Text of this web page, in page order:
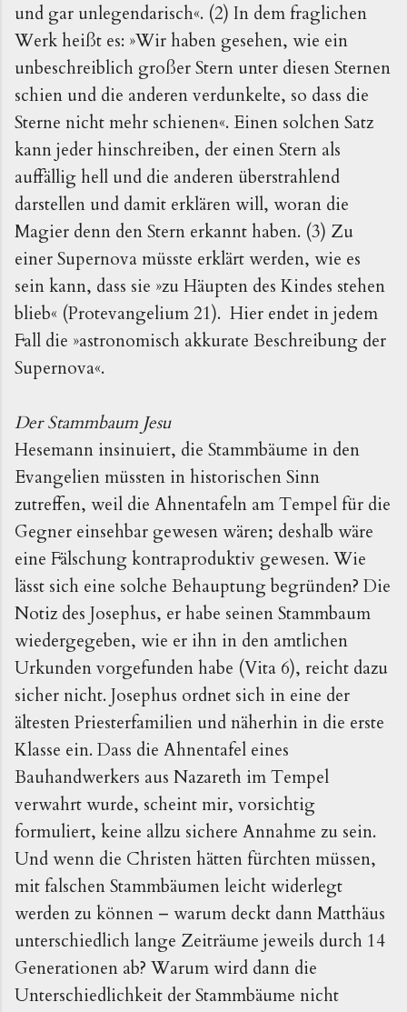
und gar unlegendarisch«. (2) In dem fraglichen
Werk heißt es: »Wir haben gesehen, wie ein
unbeschreiblich großer Stern unter diesen Sternen
schien und die anderen verdunkelte, so dass die
Sterne nicht mehr schienen«. Einen solchen Satz
kann jeder hinschreiben, der einen Stern als
auffällig hell und die anderen überstrahlend
darstellen und damit erklären will, woran die
Magier denn den Stern erkannt haben. (3) Zu
einer Supernova müsste erklärt werden, wie es
sein kann, dass sie »zu Häupten des Kindes stehen
blieb« (Protevangelium 21). Hier endet in jedem
Fall die »astronomisch akkurate Beschreibung der
Supernova«.
Der Stammbaum Jesu
Hesemann insinuiert, die Stammbäume in den
Evangelien müssten in historischen Sinn
zutreffen, weil die Ahnentafeln am Tempel für die
Gegner einsehbar gewesen wären; deshalb wäre
eine Fälschung kontraproduktiv gewesen. Wie
lässt sich eine solche Behauptung begründen? Die
Notiz des Josephus, er habe seinen Stammbaum
wiedergegeben, wie er ihn in den amtlichen
Urkunden vorgefunden habe (Vita 6), reicht dazu
sicher nicht. Josephus ordnet sich in eine der
ältesten Priesterfamilien und näherhin in die erste
Klasse ein. Dass die Ahnentafel eines
Bauhandwerkers aus Nazareth im Tempel
verwahrt wurde, scheint mir, vorsichtig
formuliert, keine allzu sichere Annahme zu sein.
Und wenn die Christen hätten fürchten müssen,
mit falschen Stammbäumen leicht widerlegt
werden zu können – warum deckt dann Matthäus
unterschiedlich lange Zeiträume jeweils durch 14
Generationen ab? Warum wird dann die
Unterschiedlichkeit der Stammbäume nicht